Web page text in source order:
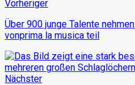
Vorheriger
Über 900 junge Talente
vonprima la musica teil
Nächster